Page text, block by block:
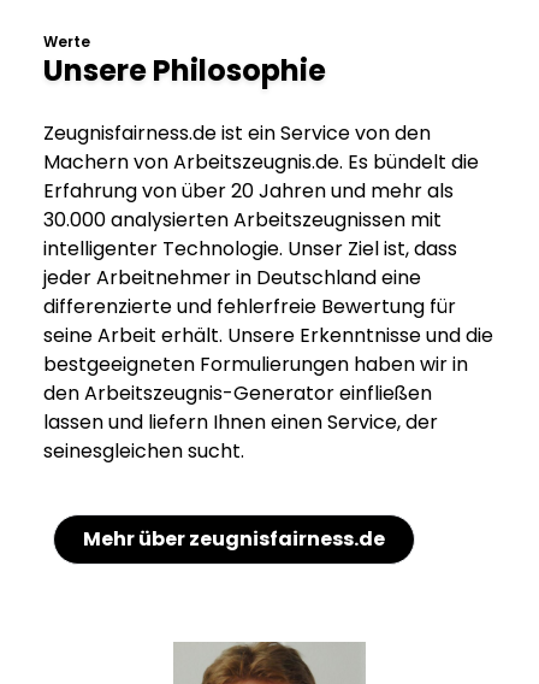
Werte
Unsere Philosophie
Zeugnisfairness.de ist ein Service von den
Machern von Arbeitszeugnis.de. Es bündelt die
Erfahrung von über 20 Jahren und mehr als
30.000 analysierten Arbeitszeugnissen mit
intelligenter Technologie. Unser Ziel ist, dass
jeder Arbeitnehmer in Deutschland eine
differenzierte und fehlerfreie Bewertung für
seine Arbeit erhält. Unsere Erkenntnisse und die
bestgeeigneten Formulierungen haben wir in
den Arbeitszeugnis-Generator einfließen
lassen und liefern Ihnen einen Service, der
seinesgleichen sucht.
Mehr über zeugnisfairness.de